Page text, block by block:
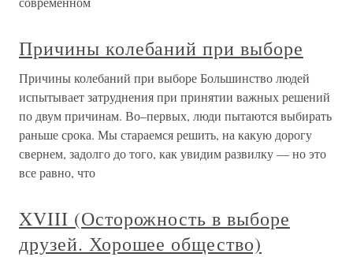
Причины колебаний при выборе
Причины колебаний при выборе Большинство людей
испытывает затруднения при принятии важных решений
по двум причинам. Во–первых, люди пытаются выбирать
раньше срока. Мы стараемся решить, на какую дорогу
свернем, задолго до того, как увидим развилку — но это
все равно, что
XVIII (Осторожность в выборе
друзей. Хорошее общество)